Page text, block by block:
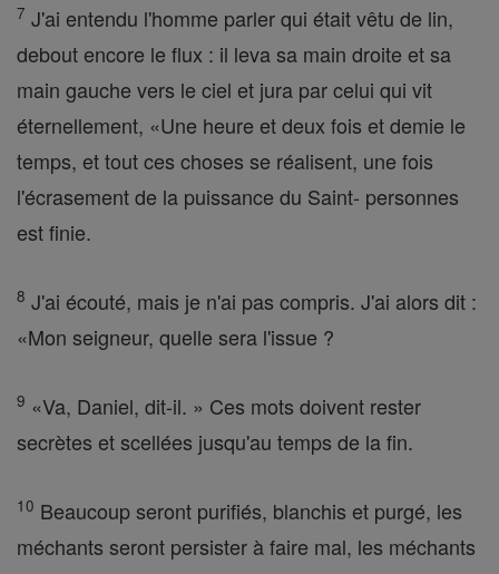
7 J'ai entendu l'homme parler qui était vêtu de lin,
debout encore le flux : il leva sa main droite et sa
main gauche vers le ciel et jura par celui qui vit
éternellement, «Une heure et deux fois et demie le
temps, et tout ces choses se réalisent, une fois
l'écrasement de la puissance du Saint- personnes
est finie.
8 J'ai écouté, mais je n'ai pas compris. J'ai alors dit :
«Mon seigneur, quelle sera l'issue ?
9 «Va, Daniel, dit-il. » Ces mots doivent rester
secrètes et scellées jusqu'au temps de la fin.
10 Beaucoup seront purifiés, blanchis et purgé, les
méchants seront persister à faire mal, les méchants